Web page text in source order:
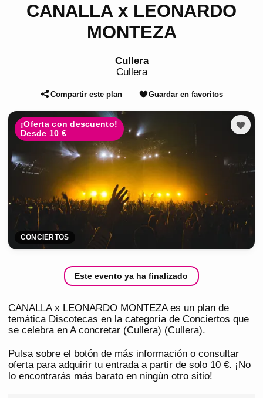
CANALLA x LEONARDO
MONTEZA
Cullera
Cullera
Compartir este plan Guardar en favoritos
¡Oferta con descuento!
Desde 10 €
CONCIERTOS
Este evento ya ha finalizado
CANALLA x LEONARDO MONTEZA es un plan de
temática Discotecas en la categoría de Conciertos que
se celebra en A concretar (Cullera) (Cullera).
Pulsa sobre el botón de más información o consultar
oferta para adquirir tu entrada a partir de solo 10 €. ¡No
lo encontrarás más barato en ningún otro sitio!